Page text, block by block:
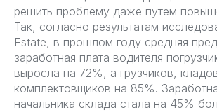
решить проблему даже путем
Так, согласно результатам
Estate, в прошлом году средняя
заработная плата водителя
выросла на 72%, а грузчиков,
комплектовщиков на 85%.
начальника склада стала на 45%